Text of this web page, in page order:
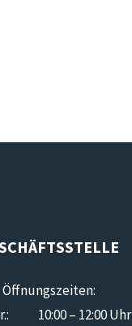
Öffnungszeiten:
10:00 – 12:00 Uhr